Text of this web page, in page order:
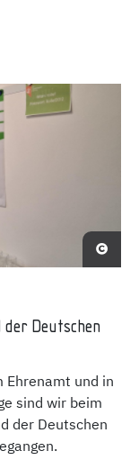
Deutschen
und in
sind wir beim
der Deutschen